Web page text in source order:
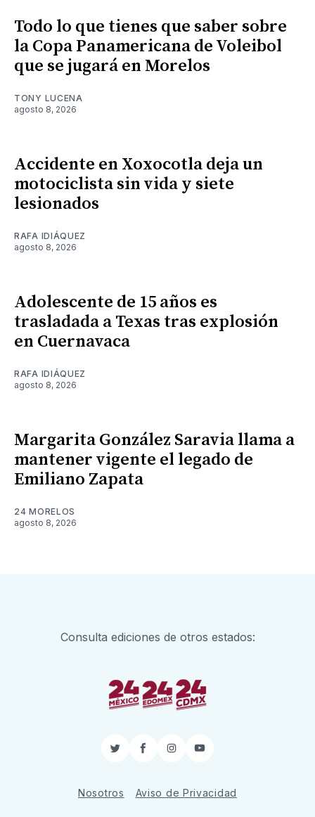
Todo lo que tienes que saber sobre
la Copa Panamericana de Voleibol
que se jugará en Morelos
TONY LUCENA
agosto 8, 2026
Accidente en Xoxocotla deja un
motociclista sin vida y siete
lesionados
RAFA IDIÁQUEZ
agosto 8, 2026
Adolescente de 15 años es
trasladada a Texas tras explosión
en Cuernavaca
RAFA IDIÁQUEZ
agosto 8, 2026
Margarita González Saravia llama a
mantener vigente el legado de
Emiliano Zapata
24 MORELOS
agosto 8, 2026
Consulta ediciones de otros estados:
TwitterFacebook
InstagramYouTube
Nosotros Aviso de Privacidad